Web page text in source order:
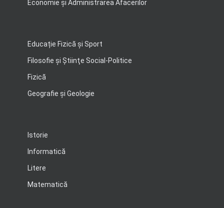
Economie şi Administrarea Afacerilor
Educație Fizică și Sport
Filosofie şi Ştiinţe Social-Politice
Fizică
Geografie şi Geologie
Istorie
Informatică
Litere
Matematică